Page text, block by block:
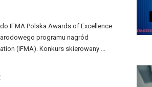
IFMA Polska Awards of Excellence
programu nagród
(IFMA). Konkurs skierowany ...